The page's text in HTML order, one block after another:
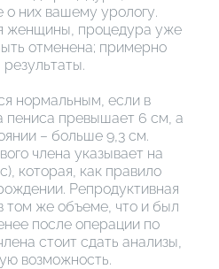
о них вашему урологу.
женщины, процедура уже
отменена; примерно
нормальным, если в
пениса превышает 6 см, а
– больше 9,3 см.
члена указывает на
которая, как правило
Репродуктивная
том же объеме, что и был
после операции по
стоит сдать анализы,
возможность.